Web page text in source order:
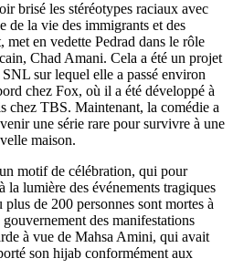
brisé les stéréotypes raciaux avec
de la vie des immigrants et des
en vedette Pedrad dans le rôle
Chad Amani. Cela a été un projet
sur lequel elle a passé environ
chez Fox, où il a été développé à
chez TBS. Maintenant, la comédie a
une série rare pour survivre à une
maison.
motif de célébration, qui pour
la lumière des événements tragiques
de 200 personnes sont mortes à
des manifestations
à vue de Mahsa Amini, qui avait
son hijab conformément aux